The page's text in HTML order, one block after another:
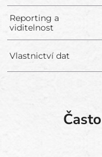
Reporting a
viditelnost
Vlastnictví dat